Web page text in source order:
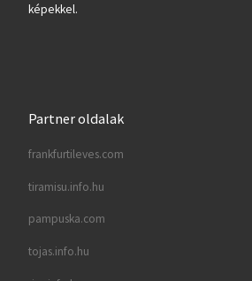
képekkel.
Partner oldalak
frankfurtileves.com
tiramisu.info.hu
pampuska.com
tojas.info.hu